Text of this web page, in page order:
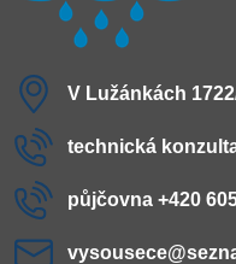
V Lužánkách
technická
půjčovna +420